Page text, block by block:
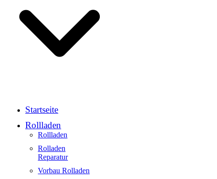
Startseite
Rollladen
Rollladen
Rolladen
Reparatur
Vorbau Rolladen